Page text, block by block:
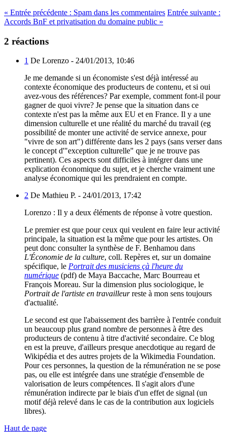
« Entrée précédente : Spam dans les commentaires Entrée suivante :
Accords BnF et privatisation du domaine public »
2 réactions
1 De Lorenzo - 24/01/2013, 10:46
Je me demande si un économiste s'est déjà intéressé au
contexte économique des producteurs de contenu, et si oui
avez-vous des références? Par exemple, comment font-il pour
gagner de quoi vivre? Je pense que la situation dans ce
contexte n'est pas la même aux EU et en France. Il y a une
dimension culturelle et une réalité du marché du travail (eg
possibilité de monter une activité de service annexe, pour
"vivre de son art") différente dans les 2 pays (sans verser dans
le concept d'"exception culturelle" que je ne trouve pas
pertinent). Ces aspects sont difficiles à intégrer dans une
explication économique du sujet, et je cherche vraiment une
analyse économique qui les prendraient en compte.
2 De Mathieu P. - 24/01/2013, 17:42
Lorenzo : Il y a deux éléments de réponse à votre question.
Le premier est que pour ceux qui veulent en faire leur activité
principale, la situation est la même que pour les artistes. On
peut donc consulter la synthèse de F. Benhamou dans
L'Économie de la culture, coll. Repères et, sur un domaine
spécifique, le Portrait des musiciens çà l'heure du
numérique (pdf) de Maya Baccache, Marc Bourreau et
François Moreau. Sur la dimension plus sociologique, le
Portrait de l'artiste en travailleurreste à mon sens toujours
d'actualité.
Le second est que l'abaissement des barrière à l'entrée conduit
un beaucoup plus grand nombre de personnes à être des
producteurs de contenu à titre d'activité secondaire. Ce blog
en est la preuve, d'ailleurs presque anecdotique au regard de
Wikipédia et des autres projets de la Wikimedia Foundation.
Pour ces personnes, la question de la rémunération ne se pose
pas, ou elle est intégrée dans une stratégie d'ensemble de
valorisation de leurs compétences. Il s'agit alors d'une
rémunération indirecte par le biais d'un effet de signal (un
motif déjà relevé dans le cas de la contribution aux logiciels
libres).
Haut de page